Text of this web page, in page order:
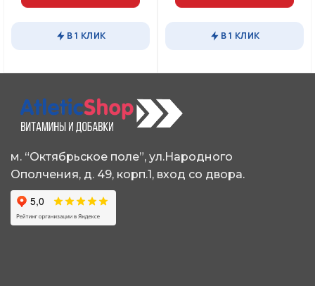
В 1 КЛИК В 1 КЛИК
м. “Октябрьское поле”, ул.Народного
Ополчения, д. 49, корп.1, вход со двора.